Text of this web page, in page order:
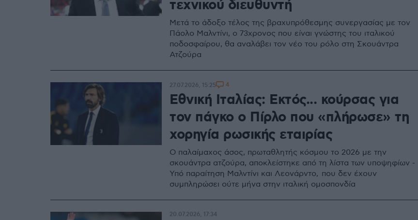
τεχνικού διευθυντή
Μετά το άδοξο τέλος της βραχυπρόθεσμης συνεργασίας με τον
Πάολο Μαλντίνι, ο 73χρονος που είναι γνώστης του ιταλικού
ποδοσφαίρου, θα αναλάβει τον νέο του ρόλο στη Σκουάντρα
Ατζούρα
Εθνική Ιταλίας: Εκτός... κούρσας για
τον πάγκο ο Πίρλο που «πλήρωσε» τη
χορηγία ρωσικής εταιρίας
Ο παλαίμαχος άσος, πρωταθλητής κόσμου το 2026 με την
σκουάντρα ατζούρα, αποκλείστηκε από τη λίστα των υποψηφίων -
Υπό παραίτηση Μαλντίνι και Λεονάρντο, που δεν έχουν
συμπληρώσει ούτε μήνα στην ιταλική ομοσπονδία
27.07.2026, 15:25 4
20.07.2026, 17:34